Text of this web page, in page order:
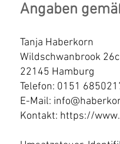
Angaben
Tanja Haberkorn
Wildschwanbrook 26c
22145 Hamburg
Telefon: 0151
E-Mail:
Kontakt: https://